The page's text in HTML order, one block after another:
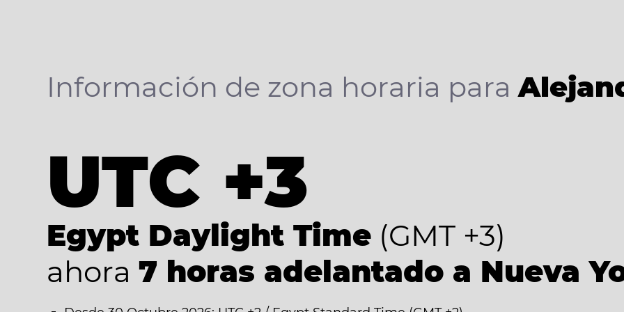
Información de zona horaria para
UTC +3
Egypt Daylight Time (GMT +3)
ahora 7 horas adelantado a Nueva